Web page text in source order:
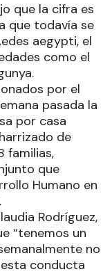
que la cifra es
que todavía se
aegypti, el
como el
por el
pasada la
por casa
de
familias,
que
Humano en
Rodríguez,
“tenemos un
no
conducta